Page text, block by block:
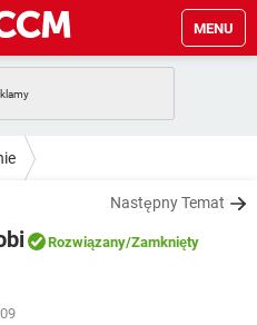
MENU
WHATSAPP
FACEBOOK
TIKTOK
TIKTOK
Następny Temat
Rozwiązany/Zamknięty